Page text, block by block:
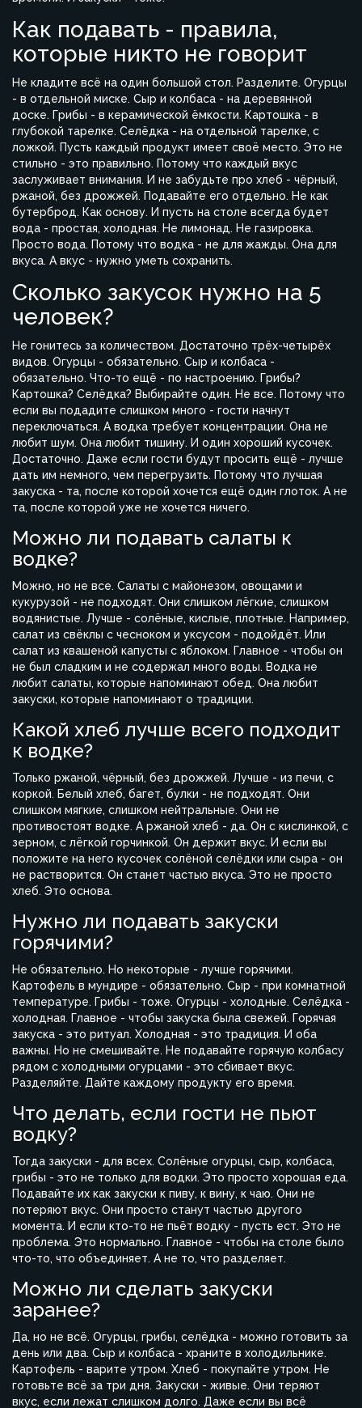
Как подавать - правила,
которые никто не говорит
Не кладите всё на один большой стол. Разделите. Огурцы
- в отдельной миске. Сыр и колбаса - на деревянной
доске. Грибы - в керамической ёмкости. Картошка - в
глубокой тарелке. Селёдка - на отдельной тарелке, с
ложкой. Пусть каждый продукт имеет своё место. Это не
стильно - это правильно. Потому что каждый вкус
заслуживает внимания. И не забудьте про хлеб - чёрный,
ржаной, без дрожжей. Подавайте его отдельно. Не как
бутерброд. Как основу. И пусть на столе всегда будет
вода - простая, холодная. Не лимонад. Не газировка.
Просто вода. Потому что водка - не для жажды. Она для
вкуса. А вкус - нужно уметь сохранить.
Сколько закусок нужно на 5
человек?
Не гонитесь за количеством. Достаточно трёх-четырёх
видов. Огурцы - обязательно. Сыр и колбаса -
обязательно. Что-то ещё - по настроению. Грибы?
Картошка? Селёдка? Выбирайте один. Не все. Потому что
если вы подадите слишком много - гости начнут
переключаться. А водка требует концентрации. Она не
любит шум. Она любит тишину. И один хороший кусочек.
Достаточно. Даже если гости будут просить ещё - лучше
дать им немного, чем перегрузить. Потому что лучшая
закуска - та, после которой хочется ещё один глоток. А не
та, после которой уже не хочется ничего.
Можно ли подавать салаты к
водке?
Можно, но не все. Салаты с майонезом, овощами и
кукурузой - не подходят. Они слишком лёгкие, слишком
водянистые. Лучше - солёные, кислые, плотные. Например,
салат из свёклы с чесноком и уксусом - подойдёт. Или
салат из квашеной капусты с яблоком. Главное - чтобы он
не был сладким и не содержал много воды. Водка не
любит салаты, которые напоминают обед. Она любит
закуски, которые напоминают о традиции.
Какой хлеб лучше всего подходит
к водке?
Только ржаной, чёрный, без дрожжей. Лучше - из печи, с
коркой. Белый хлеб, багет, булки - не подходят. Они
слишком мягкие, слишком нейтральные. Они не
противостоят водке. А ржаной хлеб - да. Он с кислинкой, с
зерном, с лёгкой горчинкой. Он держит вкус. И если вы
положите на него кусочек солёной селёдки или сыра - он
не растворится. Он станет частью вкуса. Это не просто
хлеб. Это основа.
Нужно ли подавать закуски
горячими?
Не обязательно. Но некоторые - лучше горячими.
Картофель в мундире - обязательно. Сыр - при комнатной
температуре. Грибы - тоже. Огурцы - холодные. Селёдка -
холодная. Главное - чтобы закуска была свежей. Горячая
закуска - это ритуал. Холодная - это традиция. И оба
важны. Но не смешивайте. Не подавайте горячую колбасу
рядом с холодными огурцами - это сбивает вкус.
Разделяйте. Дайте каждому продукту его время.
Что делать, если гости не пьют
водку?
Тогда закуски - для всех. Солёные огурцы, сыр, колбаса,
грибы - это не только для водки. Это просто хорошая еда.
Подавайте их как закуски к пиву, к вину, к чаю. Они не
потеряют вкус. Они просто станут частью другого
момента. И если кто-то не пьёт водку - пусть ест. Это не
проблема. Это нормально. Главное - чтобы на столе было
что-то, что объединяет. А не то, что разделяет.
Можно ли сделать закуски
заранее?
Да, но не всё. Огурцы, грибы, селёдка - можно готовить за
день или два. Сыр и колбаса - храните в холодильнике.
Картофель - варите утром. Хлеб - покупайте утром. Не
готовьте всё за три дня. Закуски - живые. Они теряют
вкус, если лежат слишком долго. Даже если вы всё